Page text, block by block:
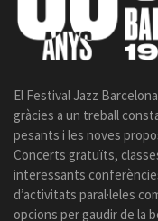
El Festival Jazz
gràcies a un treball
pesants i les noves
Concerts gratuïts,
interessants
d’activitats paral·leles
opcions per gaudir de la